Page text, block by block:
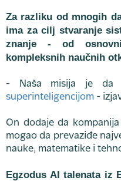
Za razliku od mnogih
ima za cilj stvaranje
znanje - od
kompleksnih naučnih
- Naša misija je da
superinteligencijom -
On dodaje da
mogao da prevaziđe
nauke, matematike i
Egzodus AI talenata iz